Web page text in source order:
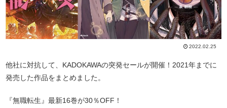
2022.02.25
他社に対抗して、KADOKAWAの突発セールが開催！2021年までに
発売した作品をまとめました。
『無職転生』最新16巻が30％OFF！